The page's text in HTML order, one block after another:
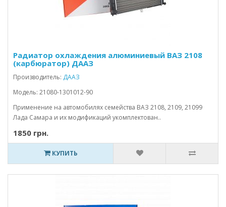
Радиатор охлаждения алюминиевый ВАЗ 2108
(карбюратор) ДААЗ
Производитель: ДААЗ
Модель: 21080-1301012-90
Применение на автомобилях семейства ВАЗ 2108, 2109, 21099
Лада Самара и их модификаций укомплектован..
1850 грн.
КУПИТЬ